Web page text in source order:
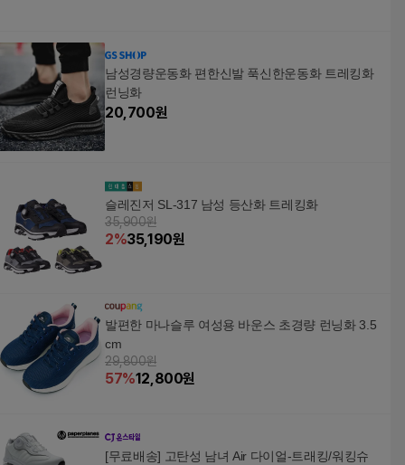
남성경량운동화 편한신발 푹신한운동화 트레킹화
런닝화
20,700원
슬레진저 SL-317 남성 등산화 트레킹화
35,900원
2%35,190원
발편한 마나슬루 여성용 바운스 초경량 런닝화 3.5
cm
29,800원
57%12,800원
[무료배송] 고탄성 남녀 Air 다이얼-트래킹/워킹슈